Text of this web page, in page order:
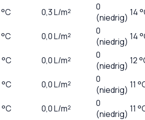
°C 0,3L/m²
0
(niedrig) 14
°C 0,0L/m²
0
(niedrig) 14
°C 0,0L/m²
0
(niedrig) 12
°C 0,0L/m²
0
(niedrig) 11
°C 0,0L/m²
0
(niedrig) 11